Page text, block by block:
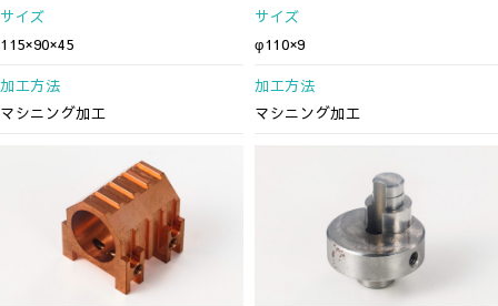
サイズ
115×90×45
加工方法
マシニング加工
サイズ
φ110×9
加工方法
マシニング加工